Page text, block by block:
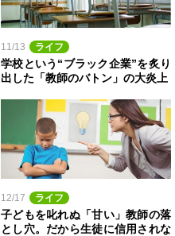
11/13 ライフ
学校という“ブラック企業”を炙り
出した「教師のバトン」の大炎上
12/17 ライフ
子どもを叱れぬ「甘い」教師の落
とし穴。だから生徒に信用されな